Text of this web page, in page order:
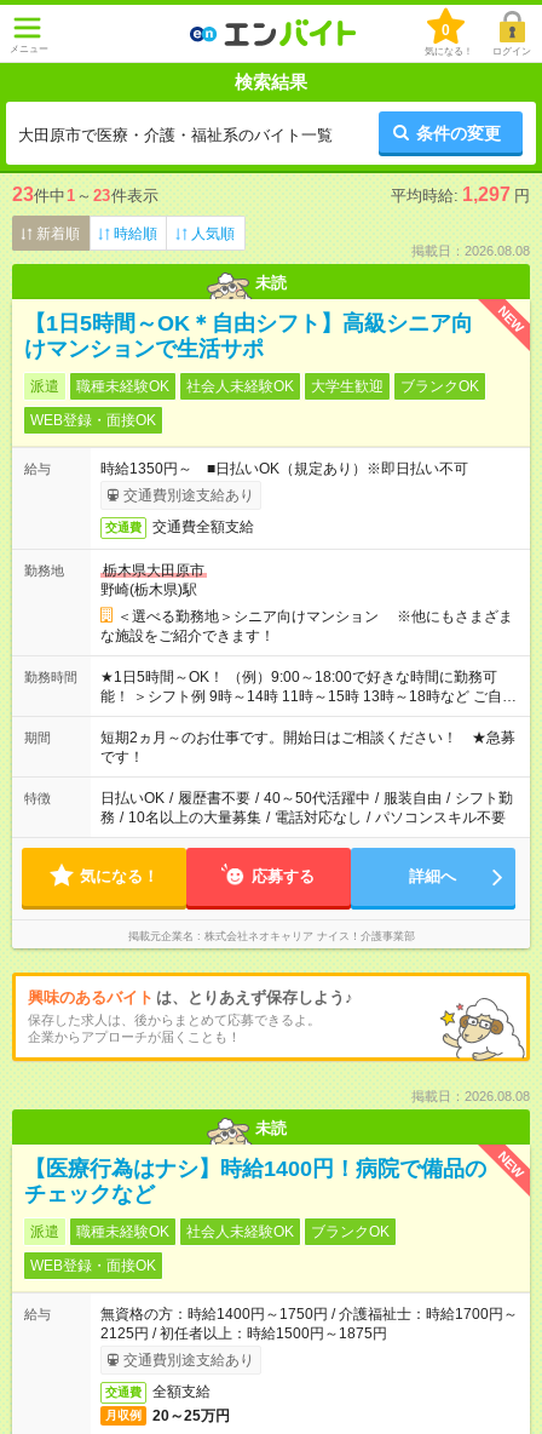
メニュー
0
気になる！ ログイン
検索結果
大田原市で医療・介護・福祉系のバイト一覧 条件の変更
23件中1 ～ 23件表示 平均時給: 1,297 円
新着順 時給順 人気順
掲載日：2026.08.08
未読
NEW
【1日5時間～OK＊自由シフト】高級シニア向
けマンションで生活サポ
派遣 職種未経験OK 社会人未経験OK 大学生歓迎
ブランクOK
WEB登録・面接OK
給与
時給1350円～ ■日払いOK（規定あり）※即日払い不可
交通費別途支給あり
交通費 交通費全額支給
勤務地
栃木県大田原市
野崎(栃木県)駅
＜選べる勤務地＞シニア向けマンション ※他にもさまざま
な施設をご紹介できます！
勤務時間
★1日5時間～OK！ （例）9:00～18:00で好きな時間に勤務可
能！ ＞シフト例 9時～14時 11時～15時 13時～18時など ご自身
のご都合に合わせて勤務時間をご相談ください！ ★家庭の都合
でお休みや時間の調整が必要な場合も遠慮なくご相談くださ
い。
期間
短期2ヵ月～のお仕事です。開始日はご相談ください！ ★急募
です！
特徴 日払いOK / 履歴書不要 / 40～50代活躍中 / 服装自由 / シフト勤
務 / 10名以上の大量募集 / 電話対応なし / パソコンスキル不要
気になる！ 応募する 詳細へ
掲載元企業名 株式会社ネオキャリア ナイス！介護事業部
興味のあるバイト は、とりあえず保存しよう♪
保存した求人は、後からまとめて応募できるよ。
企業からアプローチが届くことも！
掲載日：2026.08.08
未読
NEW
【医療行為はナシ】時給1400円！病院で備品の
チェックなど
派遣 職種未経験OK 社会人未経験OK
ブランクOK
WEB登録・面接OK
給与
無資格の方：時給1400円～1750円 / 介護福祉士：時給1700円～
2125円 / 初任者以上：時給1500円～1875円
交通費別途支給あり
交通費 全額支給
月収例 20～25万円